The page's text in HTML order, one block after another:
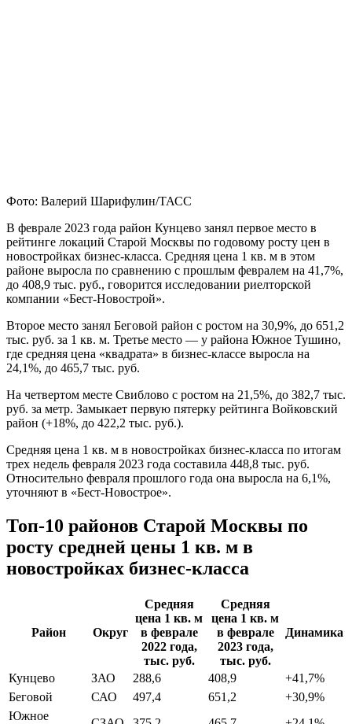
Фото: Валерий Шарифулин/ТАСС
В феврале 2023 года район Кунцево занял первое место в
рейтинге локаций Старой Москвы по годовому росту цен в
новостройках бизнес-класса. Средняя цена 1 кв. м в этом
районе выросла по сравнению с прошлым февралем на 41,7%,
до 408,9 тыс. руб., говорится исследовании риелторской
компании «Бест-Новострой».
Второе место занял Беговой район с ростом на 30,9%, до 651,2
тыс. руб. за 1 кв. м. Третье место — у района Южное Тушино,
где средняя цена «квадрата» в бизнес-классе выросла на
24,1%, до 465,7 тыс. руб.
На четвертом месте Свиблово с ростом на 21,5%, до 382,7 тыс.
руб. за метр. Замыкает первую пятерку рейтинга Войковский
район (+18%, до 422,2 тыс. руб.).
Средняя цена 1 кв. м в новостройках бизнес-класса по итогам
трех недель февраля 2023 года составила 448,8 тыс. руб.
Относительно февраля прошлого года она выросла на 6,1%,
уточняют в «Бест-Новострое».
Топ-10 районов Старой Москвы по
росту средней цены 1 кв. м в
новостройках бизнес-класса
Район Округ
Средняя
цена 1 кв. м
в феврале
2022 года,
тыс. руб.
Средняя
цена 1 кв. м
в феврале
2023 года,
тыс. руб.
Динамика
Кунцево ЗАО 288,6 408,9
+41,7%
Беговой
САО 497,4 651,2
+30,9%
Южное